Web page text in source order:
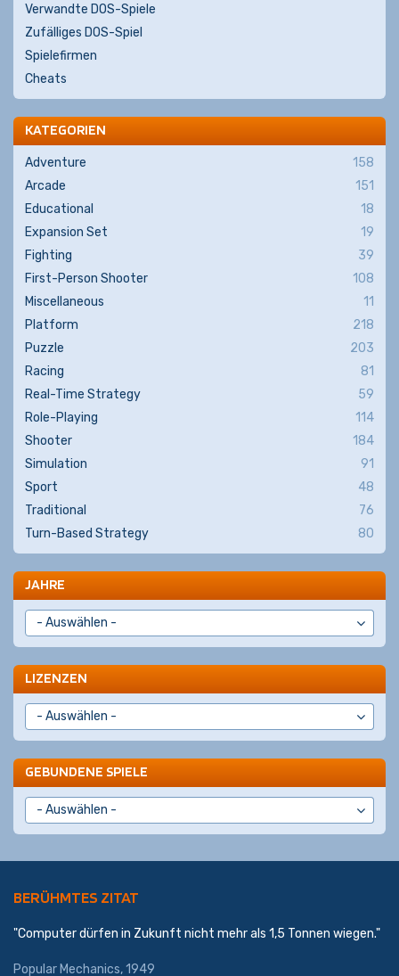
Verwandte DOS-Spiele
Zufälliges DOS-Spiel
Spielefirmen
Cheats
KATEGORIEN
Adventure
158
Arcade
151
Educational
18
Expansion Set
19
Fighting
39
First-Person Shooter
108
Miscellaneous
11
Platform
218
Puzzle
203
Racing
81
Real-Time Strategy
59
Role-Playing
114
Shooter
184
Simulation
91
Sport
48
Traditional
76
Turn-Based Strategy
80
JAHRE
LIZENZEN
GEBUNDENE SPIELE
BERÜHMTES ZITAT
"Computer dürfen in Zukunft nicht mehr als 1,5 Tonnen wiegen."
Popular Mechanics, 1949